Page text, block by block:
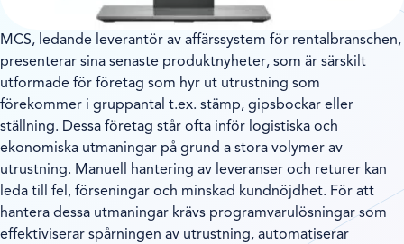
MCS, ledande leverantör av affärssystem för rentalbranschen,
presenterar sina senaste produktnyheter, som är särskilt
utformade för företag som hyr ut utrustning som
förekommer i gruppantal t.ex. stämp, gipsbockar eller
ställning. Dessa företag står ofta inför logistiska och
ekonomiska utmaningar på grund a stora volymer av
utrustning. Manuell hantering av leveranser och returer kan
leda till fel, förseningar och minskad kundnöjdhet. För att
hantera dessa utmaningar krävs programvarulösningar som
effektiviserar spårningen av utrustning, automatiserar